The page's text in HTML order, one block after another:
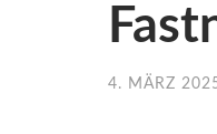
4. MÄRZ